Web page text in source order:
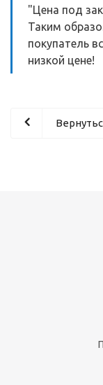
"Цена под
Таким
покупатель
низкой цене!